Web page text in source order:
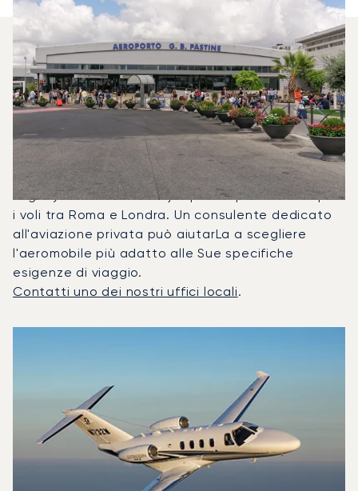
Quali Jet Privati Vengono
Noleggiati Più
Frequentemente Tra Londra E
Roma?
Nel 2025, il Citation M2, il Beechjet 400A e il
Legacy 650 sono stati i jet privati più utilizzati per
i voli tra Roma e Londra. Un consulente dedicato
all'aviazione privata può aiutarLa a scegliere
l'aeromobile più adatto alle Sue specifiche
esigenze di viaggio.
Contatti uno dei nostri uffici locali.